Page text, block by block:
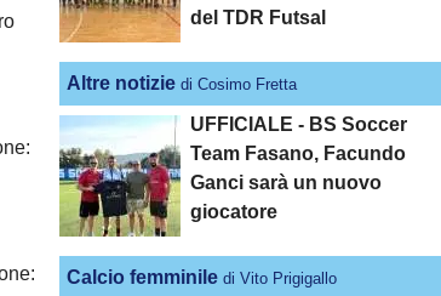
del TDR Futsal
Altre notizie di Cosimo Fretta
UFFICIALE - BS Soccer
Team Fasano, Facundo
Ganci sarà un nuovo
giocatore
Calcio femminile di Vito Prigigallo